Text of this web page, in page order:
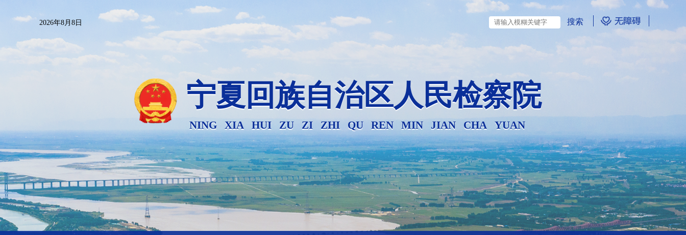
2026年8月8日
宁夏回族自治区人民检察院
NING XIA HUI ZU ZI ZHI QU REN MIN JIAN CHA YUAN